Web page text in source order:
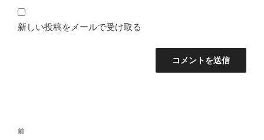
新しい投稿をメールで受け取る
投
前
前